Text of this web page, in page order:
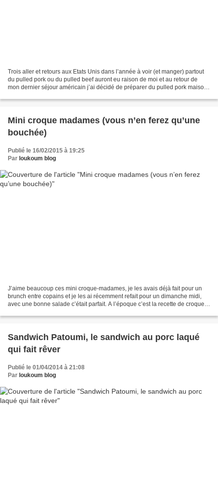
Trois aller et retours aux Etats Unis dans l’année à voir (et manger) partout
du pulled pork ou du pulled beef auront eu raison de moi et au retour de
mon dernier séjour américain j’ai décidé de préparer du pulled pork maison
Mini croque madames (vous n’en ferez qu’une
bouchée)
Publié le 16/02/2015 à 19:25
Par loukoum blog
J’aime beaucoup ces mini croque-madames, je les avais déjà fait pour un
brunch entre copains et je les ai récemment refait pour un dimanche midi,
avec une bonne salade c’était parfait. A l’époque c’est la recette de croque
Sandwich Patoumi, le sandwich au porc laqué
qui fait rêver
Publié le 01/04/2014 à 21:08
Par loukoum blog